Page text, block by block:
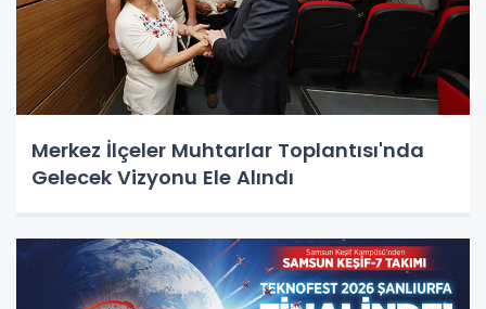
Merkez İlçeler Muhtarlar Toplantısı'nda
Gelecek Vizyonu Ele Alındı